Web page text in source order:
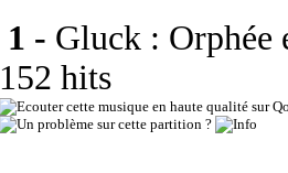
1 - Gluck : Orphée
152 hits